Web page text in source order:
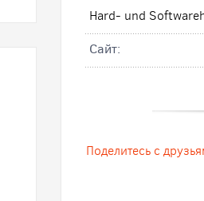
Hard- und
Cайт:
Поделитесь с